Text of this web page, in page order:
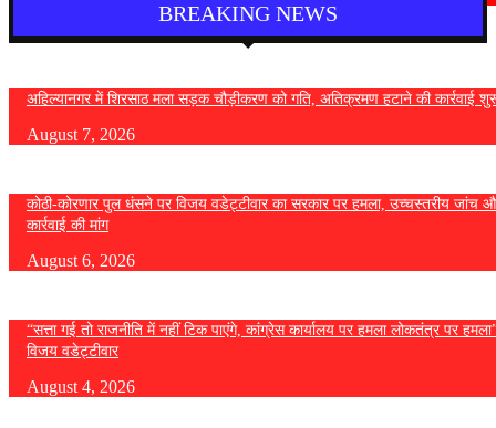
BREAKING NEWS
अहिल्यानगर में शिरसाठ मला सड़क चौड़ीकरण को गति, अतिक्रमण हटाने की कार्रवाई
August 7, 2026
कोठी-कोरणार पुल धंसने पर विजय वडेट्टीवार का सरकार पर हमला, उच्चस्तरीय जांच
कार्रवाई की मांग
August 6, 2026
“सत्ता गई तो राजनीति में नहीं टिक पाएंगे, कांग्रेस कार्यालय पर हमला लोकतंत्र पर
विजय वडेट्टीवार
August 4, 2026